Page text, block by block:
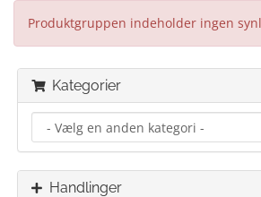
Produktgruppen indeholder ingen
Kategorier
Handlinger